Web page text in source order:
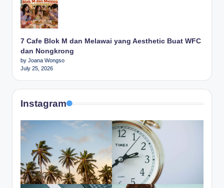
7 Cafe Blok M dan Melawai yang Aesthetic Buat WFC
dan Nongkrong
by Joana Wongso
July 25, 2026
Instagram